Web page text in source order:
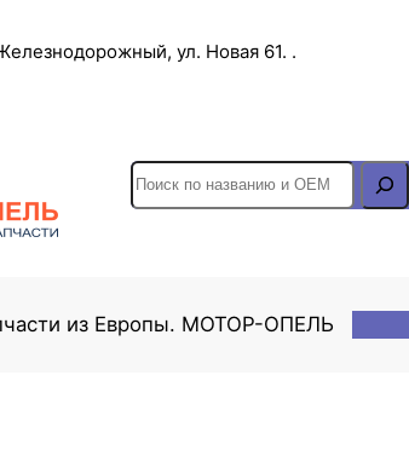
ул. Новая 61. .
S
e
h
из Европы. МОТОР-ОПЕЛЬ